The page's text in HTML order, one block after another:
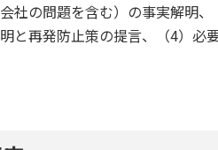
社の問題を含む）の事実解明
と再発防止策の提言、（4）必